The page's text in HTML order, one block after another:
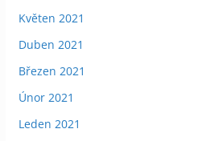
Květen 2021
Duben 2021
Březen 2021
Únor 2021
Leden 2021